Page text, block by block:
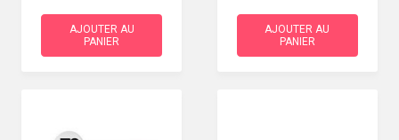
AJOUTER AU
PANIER
AJOUTER AU
PANIER